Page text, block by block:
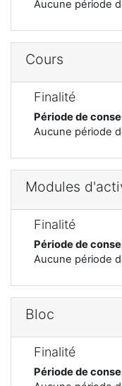
Aucune période
Cours
Finalité
Période de
Aucune période
Modules
Finalité
Période de
Aucune période
Bloc
Finalité
Période de